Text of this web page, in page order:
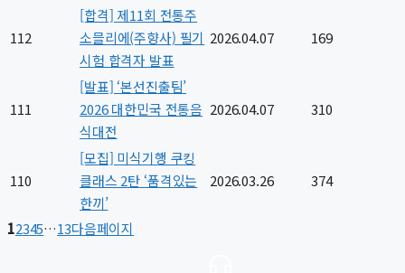
112
[합격] 제11회 전통주
소믈리에(주향사) 필기
시험 합격자 발표
2026.04.07 169
111
[발표] ‘본선진출팀’
2026 대한민국 전통음
식대전
2026.04.07 310
110
[모집] 미식기행 쿠킹
클래스 2탄 ‘품격있는
한끼’
2026.03.26 374
12345…13다음페이지